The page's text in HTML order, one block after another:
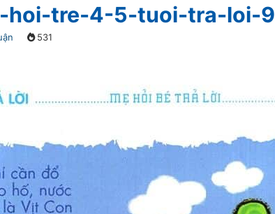
hoi-tre-4-5-tuoi-tra-loi-9
531